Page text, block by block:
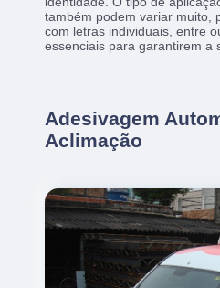
também podem variar muito,
com letras individuais, entre
essenciais para garantirem a
Adesivagem
Aclimação